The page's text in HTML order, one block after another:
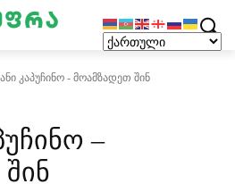
კაპუჩინო - მოამზადეთ შინ
–